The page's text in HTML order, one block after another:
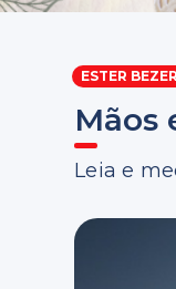
ESTER
Mãos
Leia e